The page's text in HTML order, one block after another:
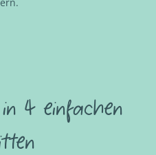
4 einfachen